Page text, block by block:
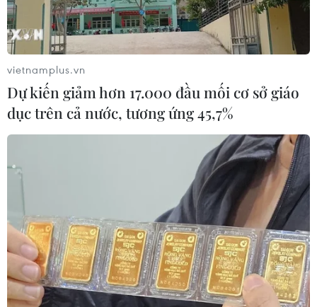
Lào Cai: Bắt giữ nhóm đối tượng người nước
ngoài lừa đảo trên không gian mạng
vietnamplus.vn
Dự kiến giảm hơn 17.000 đầu mối cơ sở giáo
dục trên cả nước, tương ứng 45,7%